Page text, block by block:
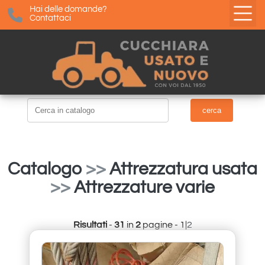
Hai delle domande?
Contattaci
Catalogo >>Attrezzatura usata
>>Attrezzature varie
Risultati- 31 in2pagine - 1|2